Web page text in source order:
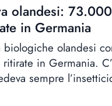
olandesi:
in Germania
olandesi
in Germania.
sempre